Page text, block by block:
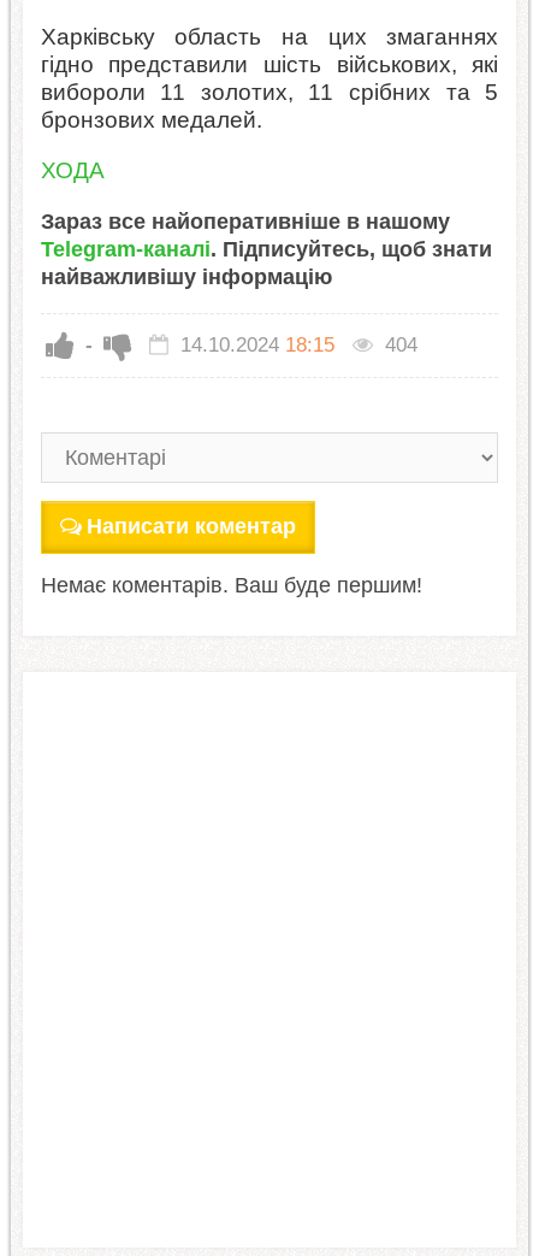
Харківську область на цих змаганнях
гідно представили шість військових, які
вибороли 11 золотих, 11 срібних та 5
бронзових медалей.
ХОДА
Зараз все найоперативніше в нашому
Telegram-каналі. Підписуйтесь, щоб знати
найважливішу інформацію
- 14.10.2024 18:15 404
Написати коментар
Немає коментарів. Ваш буде першим!